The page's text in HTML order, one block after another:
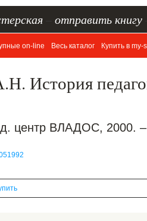
отправить книгу
on-line Весь каталог Купить в my-
История
центр ВЛАДОС, 2000.